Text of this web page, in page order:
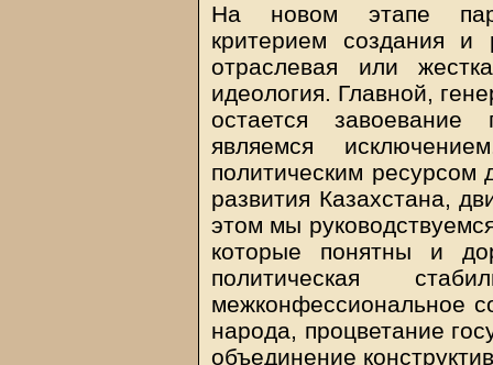
На новом этапе
критерием создания и
отраслевая или
идеология. Главной,
остается
являемся
политическим ресурсом
развития Казахстана,
этом мы
которые понятны и
политическая
межконфессиональное
народа, процветание
объединение